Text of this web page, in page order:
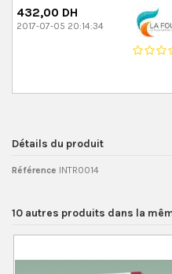
432,00 DH
2017-07-05 20:14:34
Détails du produit
Référence INTR0014
10 autres produits dans la